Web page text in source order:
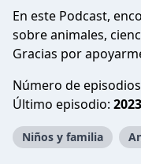
En este Podcast,
sobre animales,
Gracias por
Número de
Último episodio:
Niños y familia